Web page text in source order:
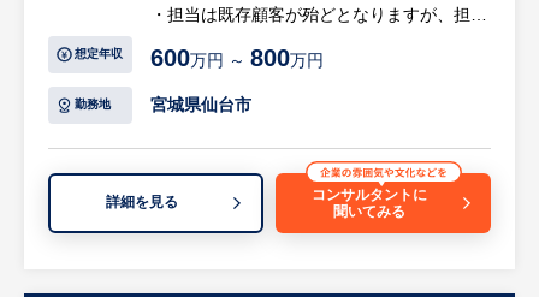
・担当は既存顧客が殆どとなりますが、担当
ら行って頂くことを期待しております。
■課長候補としてメンバー育成もお任せする
■【目標】支社ごとに売上高、稼働人数など
を設定しております。個人目標も設定されま
すが、評価としては部の業績目標が7割、個
想定年収 600万円 ～ 800万円
勤務地 宮城県仙台市
詳細を見る
コンサルタントに
聞いてみる